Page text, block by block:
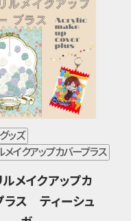
ッズ
メイクアップカバープラス
ルメイクアップカ
ラス ティーシュ